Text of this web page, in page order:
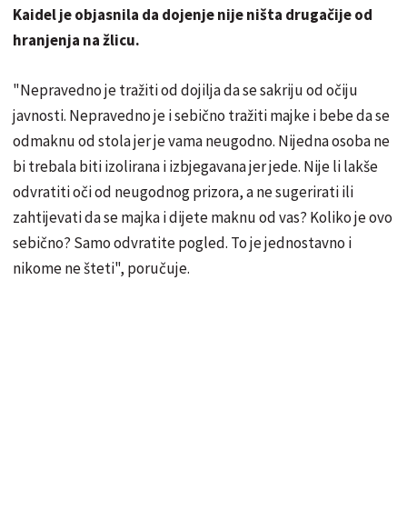
Kaidel je objasnila da dojenje nije ništa drugačije od
hranjenja na žlicu.
"Nepravedno je tražiti od dojilja da se sakriju od očiju
javnosti. Nepravedno je i sebično tražiti majke i bebe da se
odmaknu od stola jer je vama neugodno. Nijedna osoba ne
bi trebala biti izolirana i izbjegavana jer jede. Nije li lakše
odvratiti oči od neugodnog prizora, a ne sugerirati ili
zahtijevati da se majka i dijete maknu od vas? Koliko je ovo
sebično? Samo odvratite pogled. To je jednostavno i
nikome ne šteti", poručuje.